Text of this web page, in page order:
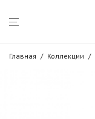
Главная / Коллекции /